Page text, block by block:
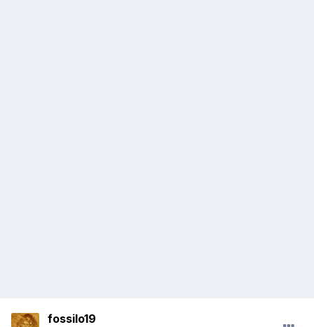
fossilo19